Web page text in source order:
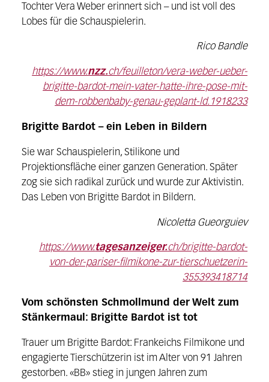
Tochter Vera Weber erinnert sich – und ist voll des
Lobes für die Schauspielerin.
Rico Bandle
https://www.nzz.ch/feuilleton/vera-weber-ueber-
brigitte-bardot-mein-vater-hatte-ihre-pose-mit-
dem-robbenbaby-genau-geplant-ld.1918233
Brigitte Bardot – ein Leben in Bildern
Sie war Schauspielerin, Stilikone und
Projektionsfläche einer ganzen Generation. Später
zog sie sich radikal zurück und wurde zur Aktivistin.
Das Leben von Brigitte Bardot in Bildern.
Nicoletta Gueorguiev
https://www.tagesanzeiger.ch/brigitte-bardot-
von-der-pariser-filmikone-zur-tierschuetzerin-
355393418714
Vom schönsten Schmollmund der Welt zum
Stänkermaul: Brigitte Bardot ist tot
Trauer um Brigitte Bardot: Frankeichs Filmikone und
engagierte Tierschützerin ist im Alter von 91 Jahren
gestorben. «BB» stieg in jungen Jahren zum